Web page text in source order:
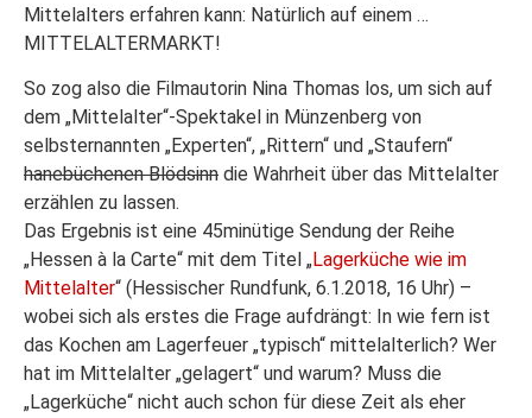
Mittelalters erfahren kann: Natürlich auf einem …
MITTELALTERMARKT!
So zog also die Filmautorin Nina Thomas los, um sich auf
dem „Mittelalter“-Spektakel in Münzenberg von
selbsternannten „Experten“, „Rittern“ und „Staufern“
hanebüchenen Blödsinn die Wahrheit über das Mittelalter
erzählen zu lassen.
Das Ergebnis ist eine 45minütige Sendung der Reihe
„Hessen à la Carte“ mit dem Titel „Lagerküche wie im
Mittelalter“ (Hessischer Rundfunk, 6.1.2018, 16 Uhr) –
wobei sich als erstes die Frage aufdrängt: In wie fern ist
das Kochen am Lagerfeuer „typisch“ mittelalterlich? Wer
hat im Mittelalter „gelagert“ und warum? Muss die
„Lagerküche“ nicht auch schon für diese Zeit als eher